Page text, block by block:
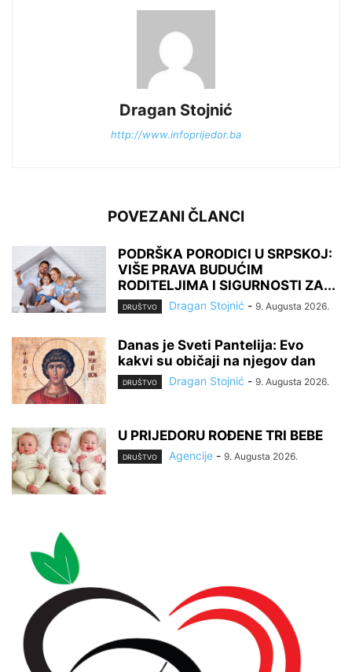
Dragan Stojnić
http://www.infoprijedor.ba
POVEZANI ČLANCI
PODRŠKA PORODICI U SRPSKOJ:
VIŠE PRAVA BUDUĆIM
RODITELJIMA I SIGURNOSTI ZA...
DRUŠTVO Dragan Stojnić - 9. Augusta 2026.
Danas je Sveti Pantelija: Evo
kakvi su običaji na njegov dan
DRUŠTVO Dragan Stojnić - 9. Augusta 2026.
U PRIJEDORU ROĐENE TRI BEBE
DRUŠTVO Agencije - 9. Augusta 2026.